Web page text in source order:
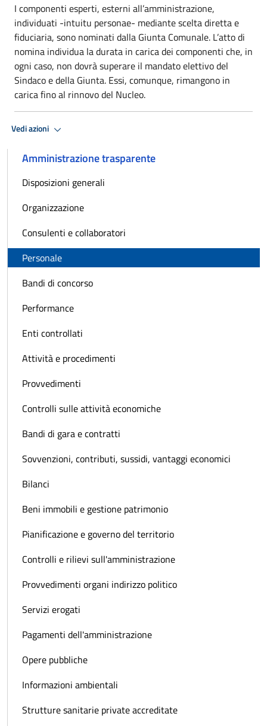
I componenti esperti, esterni all’amministrazione,
individuati -intuitu personae- mediante scelta diretta e
fiduciaria, sono nominati dalla Giunta Comunale. L’atto di
nomina individua la durata in carica dei componenti che, in
ogni caso, non dovrà superare il mandato elettivo del
Sindaco e della Giunta. Essi, comunque, rimangono in
carica fino al rinnovo del Nucleo.
Vedi azioni
Amministrazione trasparente
Disposizioni generali
Organizzazione
Consulenti e collaboratori
Personale
Bandi di concorso
Performance
Enti controllati
Attività e procedimenti
Provvedimenti
Controlli sulle attività economiche
Bandi di gara e contratti
Sovvenzioni, contributi, sussidi, vantaggi economici
Bilanci
Beni immobili e gestione patrimonio
Pianificazione e governo del territorio
Controlli e rilievi sull'amministrazione
Provvedimenti organi indirizzo politico
Servizi erogati
Pagamenti dell'amministrazione
Opere pubbliche
Informazioni ambientali
Strutture sanitarie private accreditate